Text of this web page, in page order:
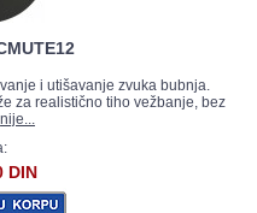
i utišavanje zvuka bubnja.
za realistično tiho vežbanje, bez
DIN